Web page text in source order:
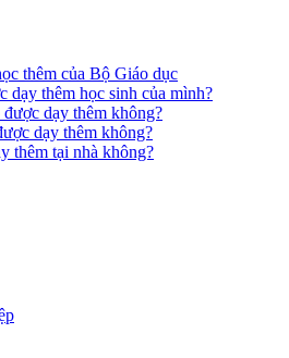
thêm của Bộ Giáo dục
dạy thêm học sinh của mình?
dạy thêm không?
dạy thêm không?
thêm tại nhà không?